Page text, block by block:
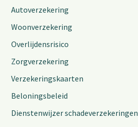
Autoverzekering
Woonverzekering
Overlijdensrisico
Zorgverzekering
Verzekeringskaarten
Beloningsbeleid
Dienstenwijzer schadeverzekeringen